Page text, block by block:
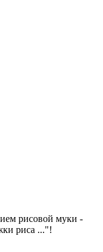
рисовой муки -
риса ..."!